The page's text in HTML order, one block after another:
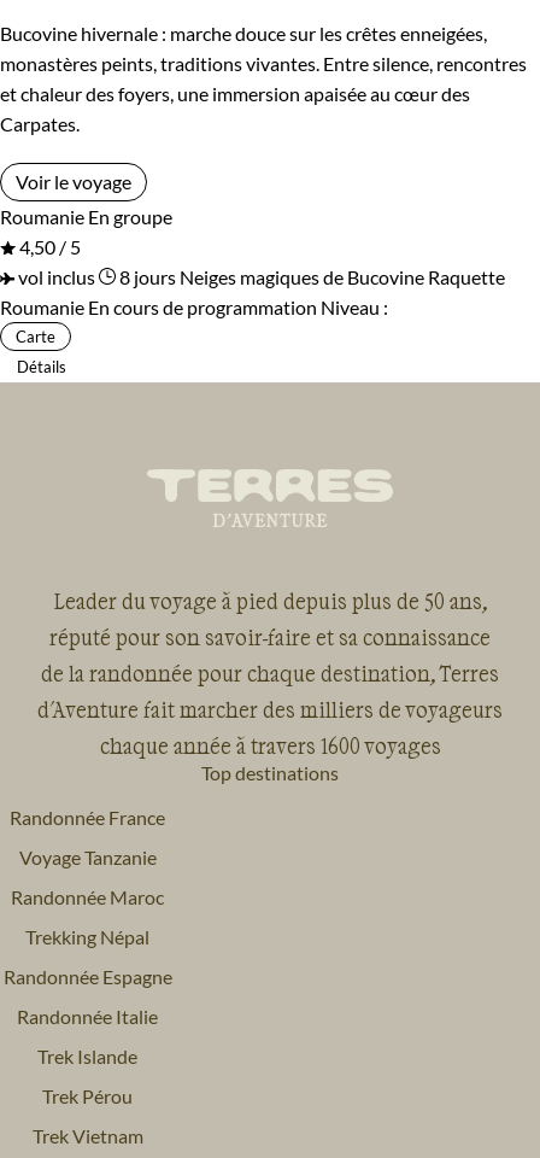
Bucovine hivernale : marche douce sur les crêtes enneigées,
monastères peints, traditions vivantes. Entre silence, rencontres
et chaleur des foyers, une immersion apaisée au cœur des
Carpates.
Voir le voyage
Roumanie En groupe
4,50 / 5
vol inclus
8 jours Neiges magiques de Bucovine Raquette
Roumanie En cours de programmation Niveau :
Carte
Détails
Leader du voyage à pied depuis plus de 50 ans,
réputé pour son savoir-faire et sa connaissance
de la randonnée pour chaque destination, Terres
d'Aventure fait marcher des milliers de voyageurs
chaque année à travers 1600 voyages
Top destinations
Randonnée France
Voyage Tanzanie
Randonnée Maroc
Trekking Népal
Randonnée Espagne
Randonnée Italie
Trek Islande
Trek Pérou
Trek Vietnam